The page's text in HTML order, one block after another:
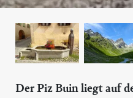
Der Piz Buin liegt auf